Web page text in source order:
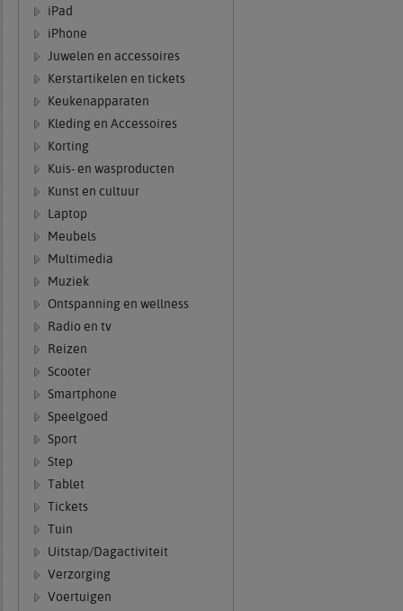
iPad
iPhone
Juwelen en accessoires
Kerstartikelen en tickets
Keukenapparaten
Kleding en Accessoires
Korting
Kuis- en wasproducten
Kunst en cultuur
Laptop
Meubels
Multimedia
Muziek
Ontspanning en wellness
Radio en tv
Reizen
Scooter
Smartphone
Speelgoed
Sport
Step
Tablet
Tickets
Tuin
Uitstap/Dagactiviteit
Verzorging
Voertuigen